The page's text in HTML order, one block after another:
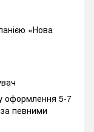
«Нова
оформлення 5-7
певними